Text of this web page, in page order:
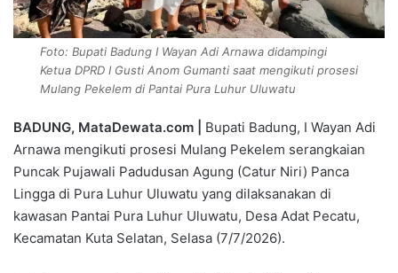
Foto: Bupati Badung I Wayan Adi Arnawa didampingi
Ketua DPRD I Gusti Anom Gumanti saat mengikuti prosesi
Mulang Pekelem di Pantai Pura Luhur Uluwatu
BADUNG, MataDewata.com |
Bupati Badung, I Wayan Adi
Arnawa mengikuti prosesi Mulang Pekelem serangkaian
Puncak Pujawali Padudusan Agung (Catur Niri) Panca
Lingga di Pura Luhur Uluwatu yang dilaksanakan di
kawasan Pantai Pura Luhur Uluwatu, Desa Adat Pecatu,
Kecamatan Kuta Selatan, Selasa (7/7/2026).